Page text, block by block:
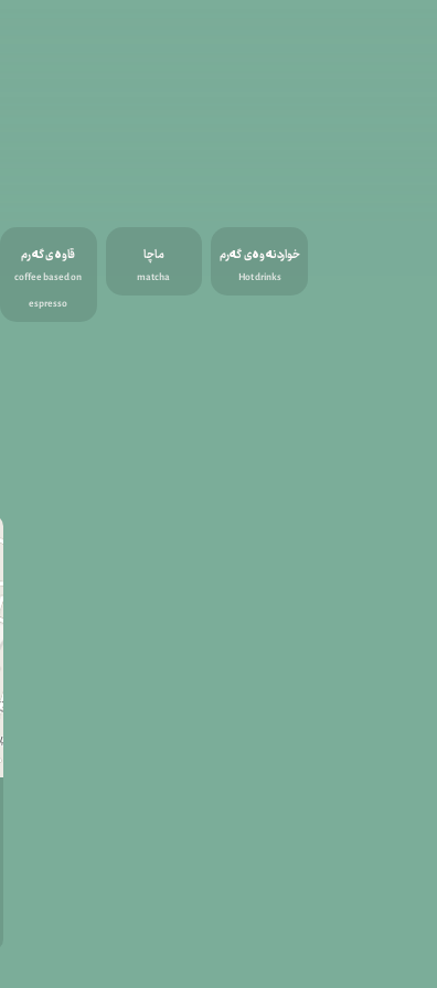
خواردنەوەی گەرم
Hot drinks
ماچا
matcha
قاوەی گەرم
coffee based on
espresso